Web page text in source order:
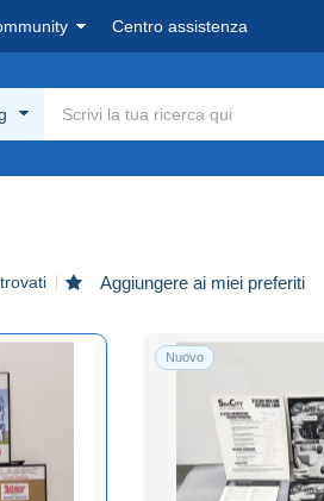
Centro assistenza
Aggiungere ai miei preferiti
Nuovo